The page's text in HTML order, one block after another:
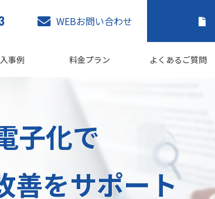
WEBお問い合わせ
事例 料金プラン よくあるご質問
子化で
善をサポート